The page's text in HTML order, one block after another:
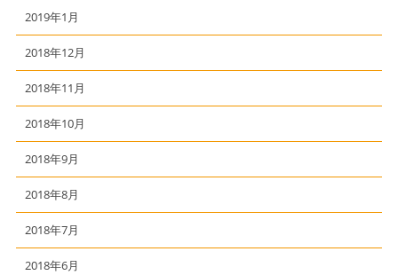
2019年1月
2018年12月
2018年11月
2018年10月
2018年9月
2018年8月
2018年7月
2018年6月